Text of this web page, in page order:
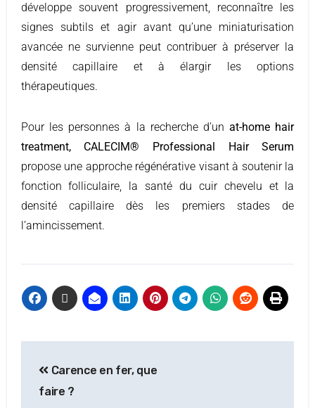
développe souvent progressivement, reconnaître les
signes subtils et agir avant qu’une miniaturisation
avancée ne survienne peut contribuer à préserver la
densité capillaire et à élargir les options
thérapeutiques.
Pour les personnes à la recherche d’unat-home hair
treatment, CALECIM® Professional Hair Serum
propose une approche régénérative visant à soutenir la
fonction folliculaire, la santé du cuir chevelu et la
densité capillaire dès les premiers stades de
l’amincissement.
Carence en fer, que
faire ?